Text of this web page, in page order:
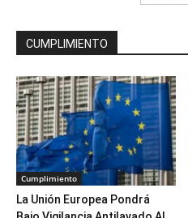
CUMPLIMIENTO
Cumplimiento
La Unión Europea Pondrá